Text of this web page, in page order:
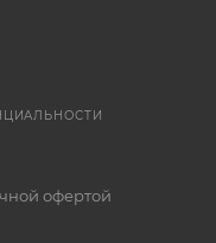
офертой